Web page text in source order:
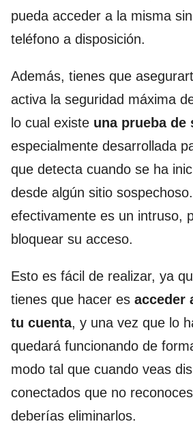
pueda acceder a la misma
teléfono a disposición.
Además, tienes que
activa la seguridad máxima
lo cual existe una prueba de
especialmente desarrollada
que detecta cuando se ha
desde algún sitio
efectivamente es un intruso,
bloquear su acceso.
Esto es fácil de realizar, ya
tienes que hacer es acceder
tu cuenta, y una vez que lo
quedará funcionando de
modo tal que cuando veas
conectados que no
deberías eliminarlos.